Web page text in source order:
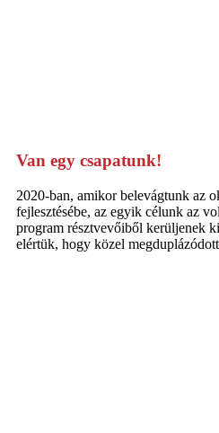
Van egy csapatunk!
2020-ban, amikor belevágtunk az
fejlesztésébe, az egyik célunk az
program résztvevőiből kerüljenek
elértük, hogy közel